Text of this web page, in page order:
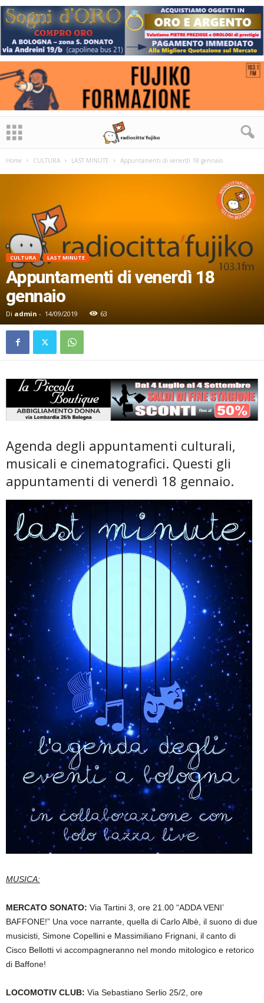
Home CULTURA LAST MINUTE Appuntamenti di venerdì 18 gennaio
CULTURA LAST MINUTE
Appuntamenti di venerdì 18
gennaio
Di admin - 14/09/2019 63
Agenda degli appuntamenti culturali,
musicali e cinematografici. Questi gli
appuntamenti di venerdì 18 gennaio.
MUSICA:
MERCATO SONATO: Via Tartini 3, ore 21.00 “ADDA VENI’
BAFFONE!” Una voce narrante, quella di Carlo Albè, il suono di due
musicisti, Simone Copellini e Massimiliano Frignani, il canto di
Cisco Bellotti vi accompagneranno nel mondo mitologico e retorico
di Baffone!
LOCOMOTIV CLUB: Via Sebastiano Serlio 25/2, ore